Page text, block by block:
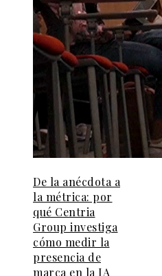
De la anécdota a
la métrica: por
qué Centria
Group investiga
cómo medir la
presencia de
marca en la IA